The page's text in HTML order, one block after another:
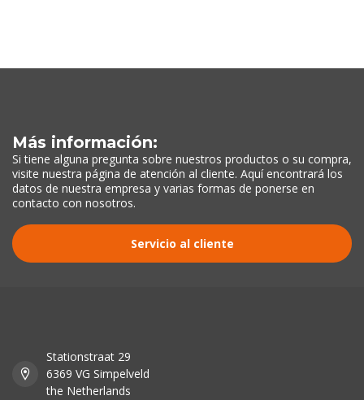
Más información:
Si tiene alguna pregunta sobre nuestros productos o su compra,
visite nuestra página de atención al cliente. Aquí encontrará los
datos de nuestra empresa y varias formas de ponerse en
contacto con nosotros.
Servicio al cliente
Stationstraat 29
6369 VG Simpelveld
the Netherlands